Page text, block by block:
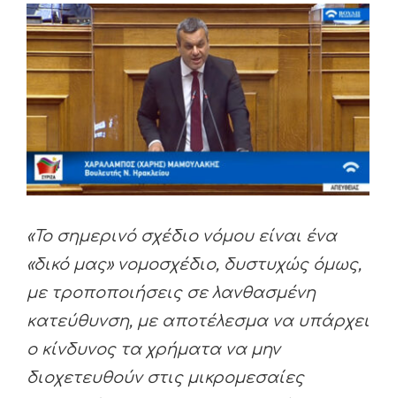
View
Larger
Image
«Το σημερινό σχέδιο νόμου είναι ένα
«δικό μας» νομοσχέδιο, δυστυχώς όμως,
με τροποποιήσεις σε λανθασμένη
κατεύθυνση, με αποτέλεσμα να υπάρχει
ο κίνδυνος τα χρήματα να μην
διοχετευθούν στις μικρομεσαίες